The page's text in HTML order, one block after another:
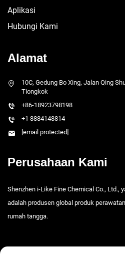
Aplikasi
Hubungi Kami
Alamat
10C, Gedung Bo Xing, Jalan Qing
Tiongkok
+86-18923798198
+1 8884148814
[email protected]
Perusahaan Kami
Shenzhen i-Like Fine Chemical Co., Ltd.,
adalah produsen global produk
rumah tangga.